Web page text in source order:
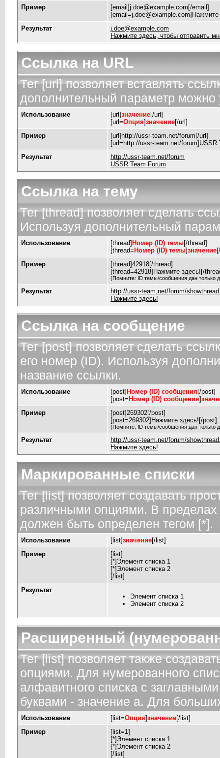
Пример [email]j.doe@example.com [/email]
[email=j.doe@example.com]Нажмите
Результат
j.doe@example.com
Нажмите здесь, чтобы отправить
Ссылка на URL
Тег [url] позволяет вставлять
дополнительный параметр можно
Использование [url]значение[/url]
[url=Опция]значение[/url]
Пример
[url]http://ussr-team.net/forum[/url]
[url=http://ussr-team.net/forum]USSR
Результат
http://ussr-team.net/forum
USSR Team Forum
Ссылка на тему
Тег [thread] позволяет сделать
Используя дополнительный
Использование [thread] Номер (ID) темы[/thread]
[thread= Номер (ID) темы]значение
Пример
[thread]42918[/thread]
[thread=42918]Нажмите здесь![/
(Помните: ID темы/сообщения дан только
Результат
http://ussr-team.net/forum/
Нажмите здесь!
Ссылка на сообщение
Тег [post] позволяет сделать
его номер (ID). Используя
название ссылки.
Использование [post] Номер (ID) сообщения [/post]
[post= Номер (ID) сообщения]
Пример
[post]269302[/post]
[post=269302]Нажмите здесь![/post]
(Помните: ID темы/сообщения дан только
Результат
http://ussr-team.net/forum/
Нажмите здесь!
Маркированные списки
Тег [list] позволяет создавать
различными опциями. В пределах
должен быть определен тегом [*].
Использование [list]значение[/list]
Пример
[list]
[*]Элемент списка 1
[*]Элемент списка 2
[/list]
Результат
Элемент списка 1
Элемент списка 2
Расширенный
Тег [list] позволяет также
опциями. Для нумерованного
алфавитного списка с
буквами - значение а. Для
Использование [list=Опция]значение[/list]
Пример
[list=1]
[*]Элемент списка 1
[*]Элемент списка 2
[/list]